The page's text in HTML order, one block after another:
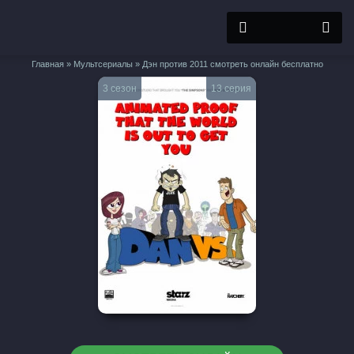
Главная» Мультсериалы » Дэн против 2011 смотреть онлайн бесплатно
3 сезон 13 серия